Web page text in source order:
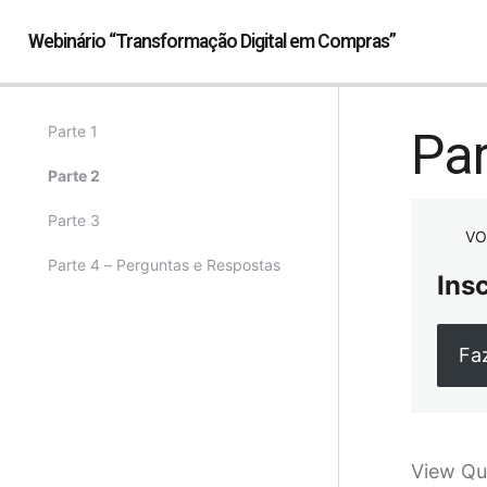
Webinário “Transformação Digital em Compras”
Parte 1
Parte 2
Parte 3
Parte 4 – Perguntas e Respostas
View